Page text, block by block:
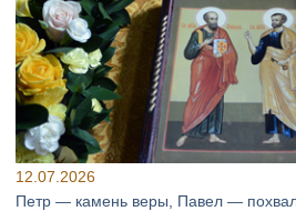
12.07.2026
Петр — камень веры, Павел —